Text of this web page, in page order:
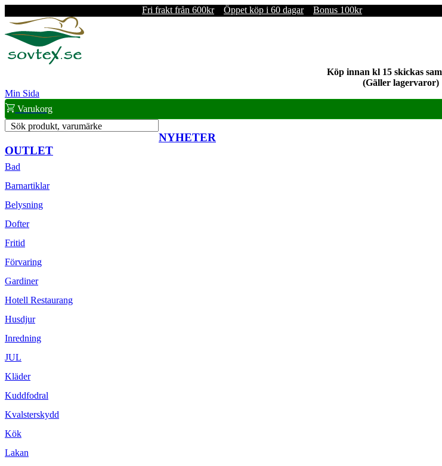
Fri frakt från 600kr Öppet köp i 60 dagar Bonus 100kr
Köp innan kl 15 skickas
(Gäller lagervaror)
Min Sida
Varukorg
Sök produkt, varumärke
NYHETER
OUTLET
Bad
Barnartiklar
Belysning
Dofter
Fritid
Förvaring
Gardiner
Hotell Restaurang
Husdjur
Inredning
JUL
Kläder
Kuddfodral
Kvalsterskydd
Kök
Lakan